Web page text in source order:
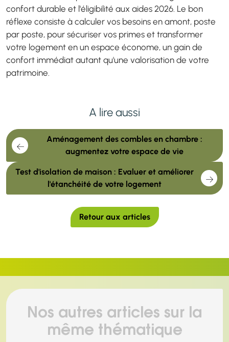
confort durable et l'éligibilité aux aides 2026. Le bon
réflexe consiste à calculer vos besoins en amont, poste
par poste, pour sécuriser vos primes et transformer
votre logement en un espace économe, un gain de
confort immédiat autant qu'une valorisation de votre
patrimoine.
A lire aussi
Aménagement des combles en chambre :
augmentez votre espace de vie
Test d'isolation de maison : Evaluer et améliorer
l'étanchéité de votre logement
Retour aux articles
Nos autres articles sur la
même thématique